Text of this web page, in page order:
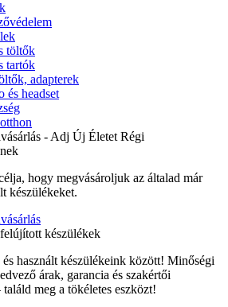
töltők
tartók
adapterek
és headset
- Adj Új Életet Régi
hogy megvásároljuk az általad már
készülékeket.
készülékek
használt készülékeink között! Minőségi
árak, garancia és szakértői
találd meg a tökéletes eszközt!